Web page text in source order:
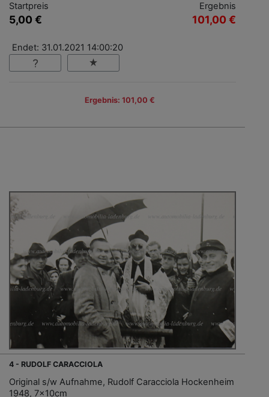
Startpreis
5,00 €
Ergebnis
101,00 €
Endet: 31.01.2021 14:00:20
Ergebnis: 101,00 €
4 - RUDOLF CARACCIOLA
Original s/w Aufnahme, Rudolf Caracciola Hockenheim
1948, 7x10cm